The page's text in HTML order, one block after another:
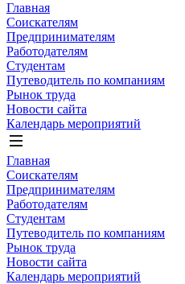
Главная
Соискателям
Предпринимателям
Работодателям
Студентам
Путеводитель по компаниям
Рынок труда
Новости сайта
Календарь мероприятий
Главная
Соискателям
Предпринимателям
Работодателям
Студентам
Путеводитель по компаниям
Рынок труда
Новости сайта
Календарь мероприятий